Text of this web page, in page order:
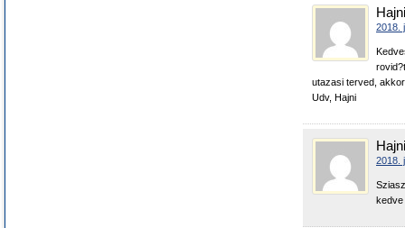
Hajni
2018.
utazasi terved,
Udv, Hajni
Hajni
2018.
kedve